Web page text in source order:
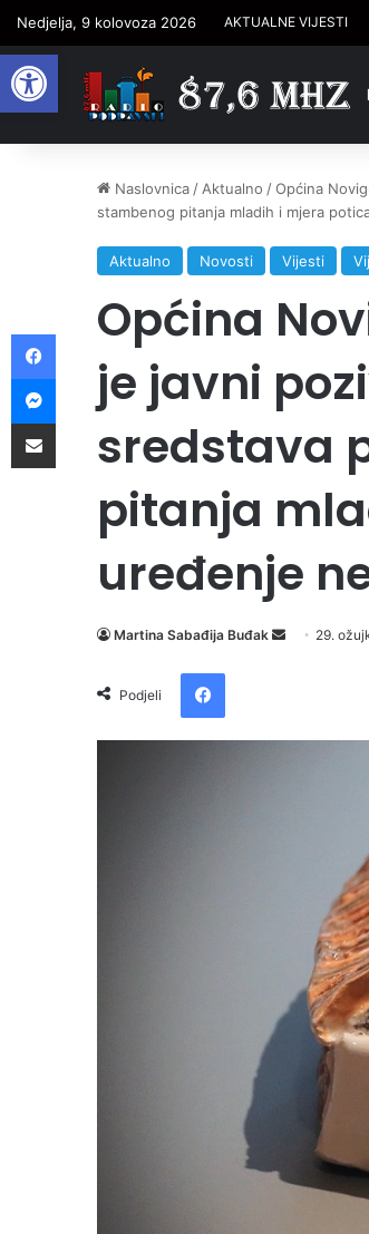
Open toolbar
Nedjelja, 9 kolovoza 2026 AKTUALNE VIJESTI
Naslovnica / Aktualno /Općina
stambenog pitanja mladih i mjera
Aktualno Novosti Vijesti
Općina
je javni
sredstava
pitanja
uređenje
Martina Sabađija Buđak
a
29.
Podjeli
Facebook
Messenger